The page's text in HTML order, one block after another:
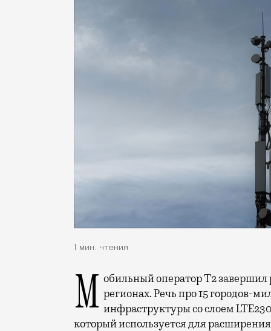
1 мин. чтения
Мобильный оператор Т2 завершил работы по увеличению скорости интернета в регионах. Речь про 15 городов-
инфраструктуры со слоем
который используется для